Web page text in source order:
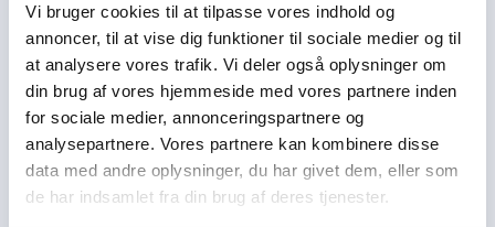
Vi bruger cookies til at tilpasse vores indhold og
annoncer, til at vise dig funktioner til sociale medier og til
at analysere vores trafik. Vi deler også oplysninger om
din brug af vores hjemmeside med vores partnere inden
for sociale medier, annonceringspartnere og
analysepartnere. Vores partnere kan kombinere disse
data med andre oplysninger, du har givet dem, eller som
de har indsamlet fra din brug af deres tjenester.
Spejdere/spejdergruppen/FDF’ere, m.fl.
Kontor
Tjenpengeogstoet.dk
Ejby Industrivej 91
DK – 2600 Glostrup
CVR: 19347508